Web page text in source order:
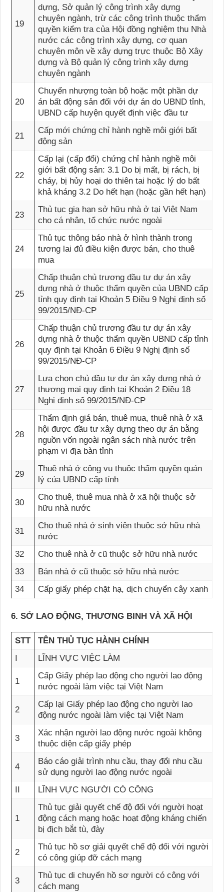
19
dựng, Sở quản lý công trình xây dựng
chuyên ngành, trừ các công trình thuộc thẩm
quyền kiểm tra của Hội đồng nghiệm thu Nhà
nước các công trình xây dựng, cơ quan
chuyên môn về xây dựng trực thuộc Bộ Xây
dựng và Bộ quản lý công trình xây dựng
chuyên ngành
20
Chuyển nhượng toàn bộ hoặc một phần dự
án bất động sản đối với dự án do UBND tỉnh,
UBND cấp huyện quyết định việc đầu tư
21
Cấp mới chứng chỉ hành nghề môi giới bất
động sản
22
Cấp lại (cấp đổi) chứng chỉ hành nghề môi
giới bất động sản: 3.1 Do bị mất, bị rách, bị
cháy, bị hủy hoại do thiên tai hoặc lý do bất
khả kháng 3.2 Do hết hạn (hoặc gần hết hạn)
23
Thủ tục gia hạn sở hữu nhà ở tại Việt Nam
cho cá nhân, tổ chức nước ngoài
24
Thủ tục thông báo nhà ở hình thành trong
tương lai đủ điều kiện được bán, cho thuê
mua
25
Chấp thuận chủ trương đầu tư dự án xây
dựng nhà ở thuộc thẩm quyền của UBND cấp
tỉnh quy định tại Khoản 5 Điều 9 Nghị định số
99/2015/NĐ-CP
26
Chấp thuận chủ trương đầu tư dự án xây
dựng nhà ở thuộc thẩm quyền UBND cấp tỉnh
quy định tại Khoản 6 Điều 9 Nghị định số
99/2015/NĐ-CP
27
Lựa chọn chủ đầu tư dự án xây dựng nhà ở
thương mại quy định tại Khoản 2 Điều 18
Nghị định số 99/2015/NĐ-CP
28
Thẩm định giá bán, thuê mua, thuê nhà ở xã
hội được đầu tư xây dựng theo dự án bằng
nguồn vốn ngoài ngân sách nhà nước trên
phạm vi địa bàn tỉnh
29
Thuê nhà ở công vụ thuộc thẩm quyền quản
lý của UBND cấp tỉnh
30
Cho thuê, thuê mua nhà ở xã hội thuộc sở
hữu nhà nước
31
Cho thuê nhà ở sinh viên thuộc sở hữu nhà
nước
32
Cho thuê nhà ở cũ thuộc sở hữu nhà nước
33
Bán nhà ở cũ thuộc sở hữu nhà nước
34
Cấp giấy phép chặt hạ, dịch chuyển cây xanh
6. SỞ LAO ĐỘNG, THƯƠNG BINH VÀ XÃ HỘI
STT
TÊN THỦ TỤC HÀNH CHÍNH
LĨNH VỰC VIỆC LÀM
1
Cấp Giấy phép lao động cho người lao động
nước ngoài làm việc tại Việt Nam
2
Cấp lại Giấy phép lao động cho người lao
động nước ngoài làm việc tại Việt Nam
3
Xác nhận người lao động nước ngoài không
thuộc diện cấp giấy phép
4
Báo cáo giải trình nhu cầu, thay đổi nhu cầu
sử dụng người lao động nước ngoài
LĨNH VỰC NGƯỜI CÓ CÔNG
1
Thủ tục giải quyết chế độ đối với người hoạt
động cách mạng hoặc hoạt động kháng chiến
bị địch bắt tù, đày
2
Thủ tục hồ sơ giải quyết chế độ đối với người
có công giúp đỡ cách mạng
3
Thủ tục di chuyển hồ sơ người có công với
cách mạng